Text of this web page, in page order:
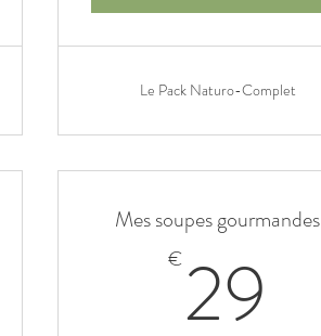
Le Pack Naturo-Complet
Mes soupes gourmandes
€29